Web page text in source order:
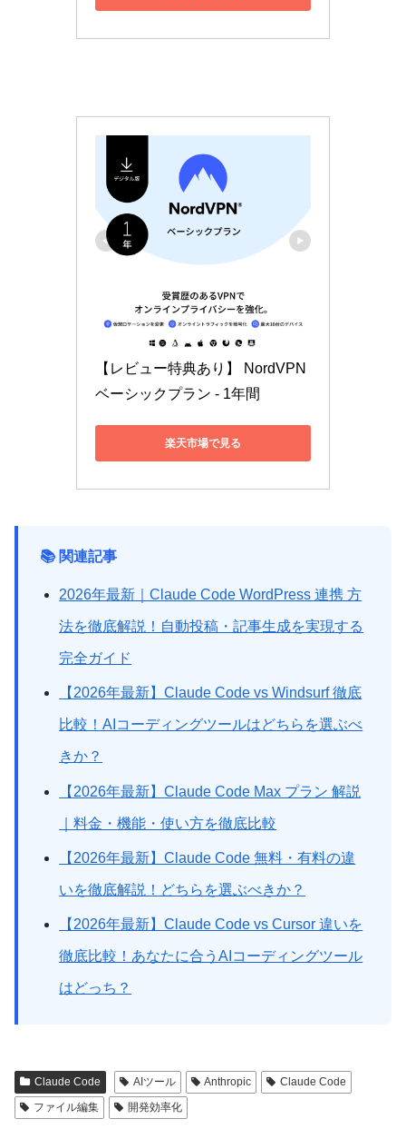
【レビュー特典あり】 NordVPN
ベーシックプラン - 1年間
楽天市場で見る
📚 関連記事
2026年最新｜Claude Code WordPress 連携 方
法を徹底解説！自動投稿・記事生成を実現する
完全ガイド
【2026年最新】Claude Code vs Windsurf 徹底
比較！AIコーディングツールはどちらを選ぶべ
きか？
【2026年最新】Claude Code Max プラン 解説
｜料金・機能・使い方を徹底比較
【2026年最新】Claude Code 無料・有料の違
いを徹底解説！どちらを選ぶべきか？
【2026年最新】Claude Code vs Cursor 違いを
徹底比較！あなたに合うAIコーディングツール
はどっち？
Claude Code AIツール Anthropic
Claude Code
ファイル編集
開発効率化